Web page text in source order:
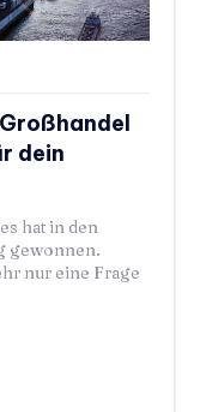
dein
hat in den
gewonnen.
nur eine Frage